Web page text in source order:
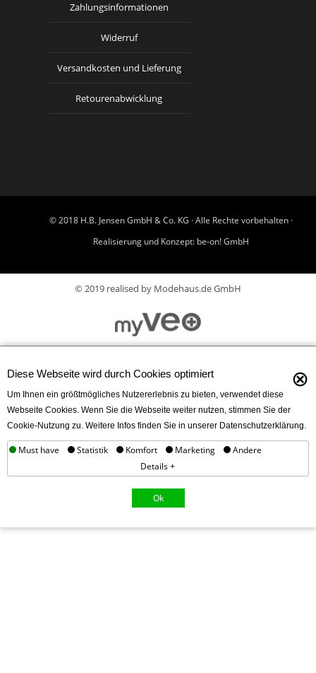
Zahlungsinformationen
Widerruf
Versandkosten und Lieferung
Retourenabwicklung
© 2018 H.B. Jensen GmbH & Co. KG · Alle Rechte vorbehalten ·
Realisierung und Konzept: be-on! GmbH
© 2019 realised by Modehaus.de GmbH
Diese Webseite wird durch Cookies optimiert ⊗
Um Ihnen ein größtmögliches Nutzererlebnis zu bieten, verwendet diese
Webseite Cookies. Wenn Sie die Webseite weiter nutzen, stimmen Sie der
Cookie-Nutzung zu. Weitere Infos finden Sie in unserer Datenschutzerklärung.
Must have Statistik Komfort Marketing
Andere
Details +
Ok